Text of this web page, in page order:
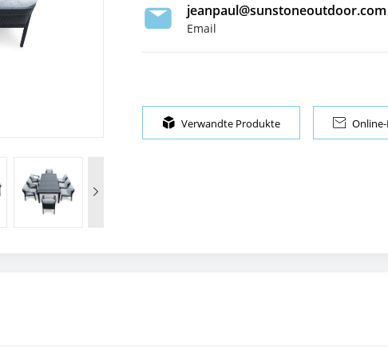

jeanpaul@sunstoneoutdoor.com
Email
 Verwandte Produkte 